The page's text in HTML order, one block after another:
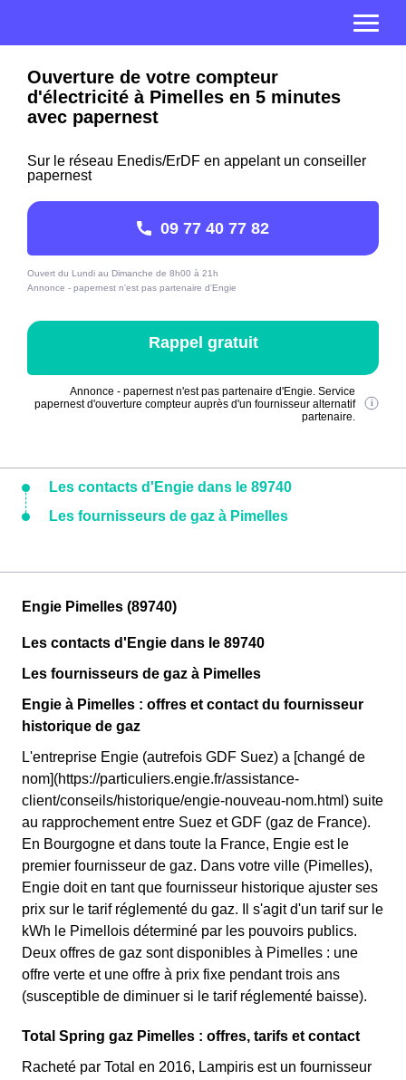
Ouverture de votre compteur
d'électricité à Pimelles en 5 minutes
avec papernest
Sur le réseau Enedis/ErDF en appelant un conseiller
papernest
09 77 40 77 82
Ouvert du Lundi au Dimanche de 8h00 à 21h
Annonce - papernest n'est pas partenaire d'Engie
Rappel gratuit
Annonce - papernest n'est pas partenaire d'Engie. Service
papernest d'ouverture compteur auprès d'un fournisseur alternatif
partenaire.
Les contacts d'Engie dans le 89740
Les fournisseurs de gaz à Pimelles
Engie Pimelles (89740)
Les contacts d'Engie dans le 89740
Les fournisseurs de gaz à Pimelles
Engie à Pimelles : offres et contact du fournisseur
historique de gaz
L'entreprise Engie (autrefois GDF Suez) a [changé de
nom](https://particuliers.engie.fr/assistance-
client/conseils/historique/engie-nouveau-nom.html) suite
au rapprochement entre Suez et GDF (gaz de France).
En Bourgogne et dans toute la France, Engie est le
premier fournisseur de gaz. Dans votre ville (Pimelles),
Engie doit en tant que fournisseur historique ajuster ses
prix sur le tarif réglementé du gaz. Il s'agit d'un tarif sur le
kWh le Pimellois déterminé par les pouvoirs publics.
Deux offres de gaz sont disponibles à Pimelles : une
offre verte et une offre à prix fixe pendant trois ans
(susceptible de diminuer si le tarif réglementé baisse).
Total Spring gaz Pimelles : offres, tarifs et contact
Racheté par Total en 2016, Lampiris est un fournisseur